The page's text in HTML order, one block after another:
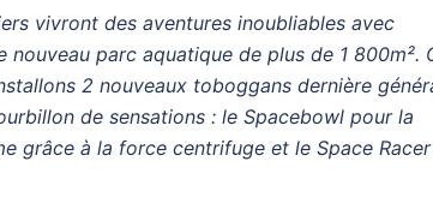
vivront des aventures inoubliables avec
nouveau parc aquatique de plus de 1 800m².
2 nouveaux toboggans dernière
de sensations : le Spacebowl pour la
grâce à la force centrifuge et le Space